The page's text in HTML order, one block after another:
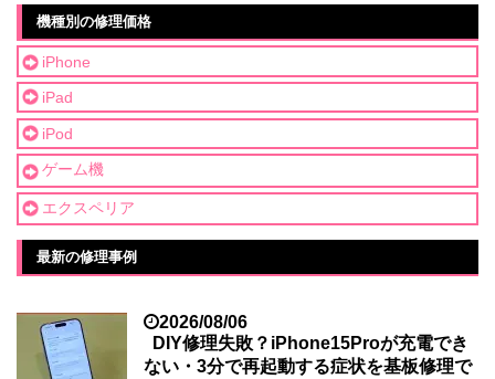
機種別の修理価格
iPhone
iPad
iPod
ゲーム機
エクスペリア
最新の修理事例
2026/08/06
DIY修理失敗？iPhone15Proが充電でき
ない・3分で再起動する症状を基板修理で